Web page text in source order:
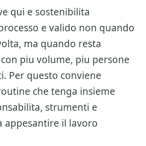
qui e sostenibilita
e valido non quando
ma quando resta
piu volume, piu persone
Per questo conviene
che tenga insieme
strumenti e
appesantire il lavoro